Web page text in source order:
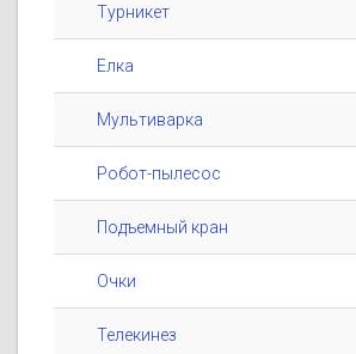
Турникет
Елка
Мультиварка
Робот-пылесос
Подъемный кран
Очки
Телекинез